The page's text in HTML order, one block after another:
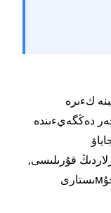
كءىرە
دەڭگەيءىندە
جاياۋ
قۇرىلىسى,
اۋмاقتى اباتتاندىرۋ جبنە كءوگالداندىرۋ جۇмىستارى